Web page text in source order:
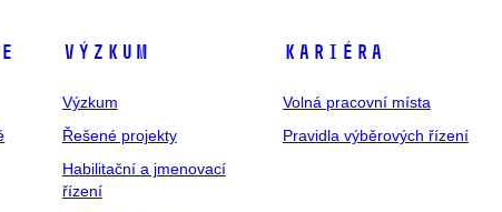
Výzkum
Výzkum
Řešené projekty
Habilitační a jmenovací
řízení
Kariéra
Volná pracovní místa
Pravidla výběrových řízení